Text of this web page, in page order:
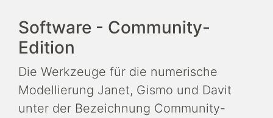
Software - Community-
Edition
Die Werkzeuge für die numerische
Modellierung Janet, Gismo und Davit
unter der Bezeichnung Community-